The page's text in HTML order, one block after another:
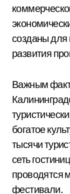
созданы для
развития
Важным
богатое
тысячи
сеть
проводятся
фестивали.